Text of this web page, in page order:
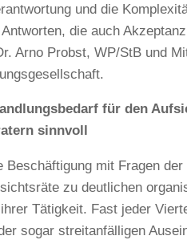
und die
die auch
Arno Probst, WP/StB und
für den
sinnvoll
Beschäftigung mit Fragen
zu deutlichen
Tätigkeit. Fast jeder
sogar streitanfälligen